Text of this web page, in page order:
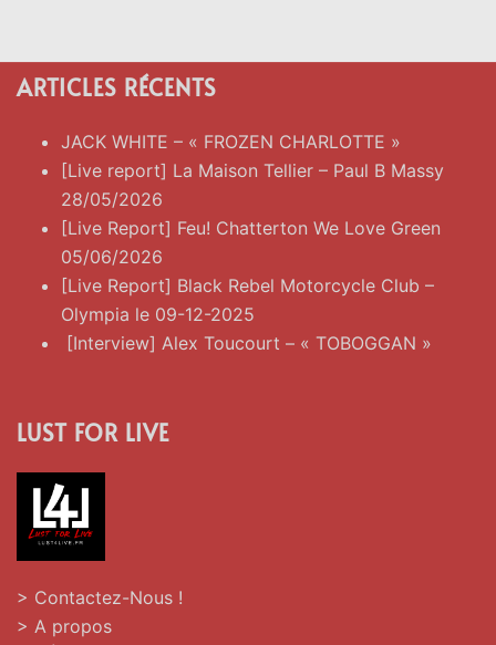
ARTICLES RÉCENTS
JACK WHITE – « FROZEN CHARLOTTE »
[Live report] La Maison Tellier – Paul B Massy
28/05/2026
[Live Report] Feu! Chatterton We Love Green
05/06/2026
[Live Report] Black Rebel Motorcycle Club –
Olympia le 09-12-2025
[Interview] Alex Toucourt – « TOBOGGAN »
LUST FOR LIVE
> Contactez-Nous !
> A propos